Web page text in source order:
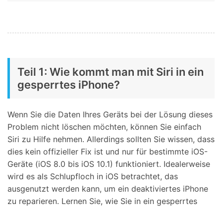
Teil 1: Wie kommt man mit Siri in ein
gesperrtes iPhone?
Wenn Sie die Daten Ihres Geräts bei der Lösung dieses
Problem nicht löschen möchten, können Sie einfach
Siri zu Hilfe nehmen. Allerdings sollten Sie wissen, dass
dies kein offizieller Fix ist und nur für bestimmte iOS-
Geräte (iOS 8.0 bis iOS 10.1) funktioniert. Idealerweise
wird es als Schlupfloch in iOS betrachtet, das
ausgenutzt werden kann, um ein deaktiviertes iPhone
zu reparieren. Lernen Sie, wie Sie in ein gesperrtes